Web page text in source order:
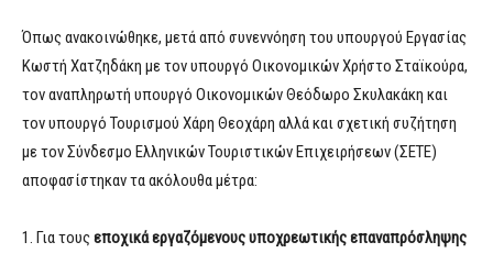
Όπως ανακοινώθηκε, μετά από συνεννόηση του υπουργού Εργασίας
Κωστή Χατζηδάκη με τον υπουργό Οικονομικών Χρήστο Σταϊκούρα,
τον αναπληρωτή υπουργό Οικονομικών Θεόδωρο Σκυλακάκη και
τον υπουργό Τουρισμού Χάρη Θεοχάρη αλλά και σχετική συζήτηση
με τον Σύνδεσμο Ελληνικών Τουριστικών Επιχειρήσεων (ΣΕΤΕ)
αποφασίστηκαν τα ακόλουθα μέτρα:
1. Για τουςεποχικά εργαζόμενους υποχρεωτικής επαναπρόσληψης